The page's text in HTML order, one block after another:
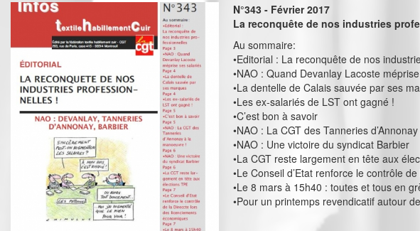
N°343 - Février 2017
La reconquête de nos industries
Au sommaire:
•Editorial : La reconquête de nos
•NAO : Quand Devanlay Lacoste
•La dentelle de Calais sauvée par ses
•Les ex-salariés de LST ont gagné !
•C’est bon à savoir
•NAO : La CGT des Tanneries
•NAO : Une victoire du syndicat Barbier
•La CGT reste largement en tête aux
•Le Conseil d’Etat renforce le contrôle
•Le 8 mars à 15h40 : toutes et tous en
•Pour un printemps revendicatif autour